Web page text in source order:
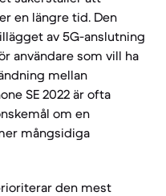
en längre tid. Den
av 5G-anslutning
användare som vill ha
mellan
SE 2022 är ofta
om en
mångsidiga
den mest